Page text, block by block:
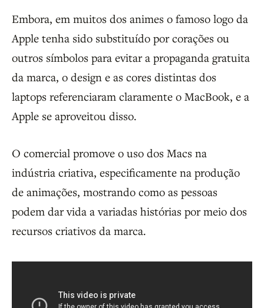
Embora, em muitos dos animes o famoso logo da
Apple tenha sido substituído por corações ou
outros símbolos para evitar a propaganda gratuita
da marca, o design e as cores distintas dos
laptops referenciaram claramente o MacBook, e a
Apple se aproveitou disso.
O comercial promove o uso dos Macs na
indústria criativa, especificamente na produção
de animações, mostrando como as pessoas
podem dar vida a variadas histórias por meio dos
recursos criativos da marca.